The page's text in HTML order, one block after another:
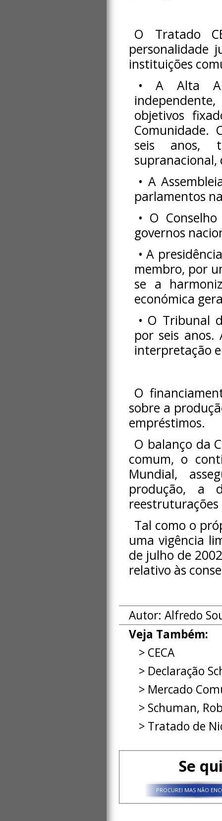
O Tratado
personalidade
instituições
• A Alta
objetivos
Comunidade.
seis anos,
supranacional,
• A
parlamentos
• O
governos
• A
membro, por
se a
económica
• O Tribunal
por seis anos.
interpretação
O
sobre a
empréstimos.
O balanço da
comum, o
Mundial,
produção, a
reestruturações
Tal como o
uma vigência
de julho de
relativo às
Autor: Alfredo
Veja Também:
CECA
Declaração
Mercado
Schuman,
Tratado de
Se
PROCUREI MAS NÃO